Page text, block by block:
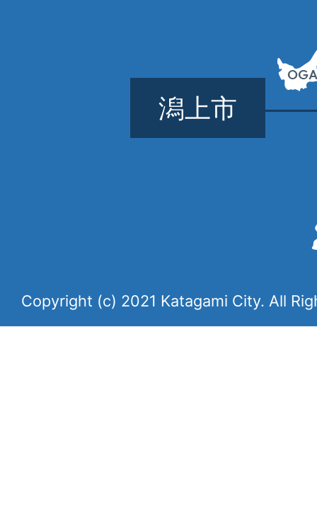
潟上市
Copyright (c) 2021 Katagami City. All